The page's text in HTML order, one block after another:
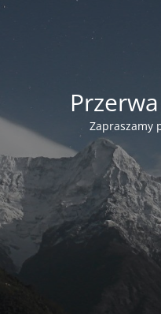
Zapraszamy